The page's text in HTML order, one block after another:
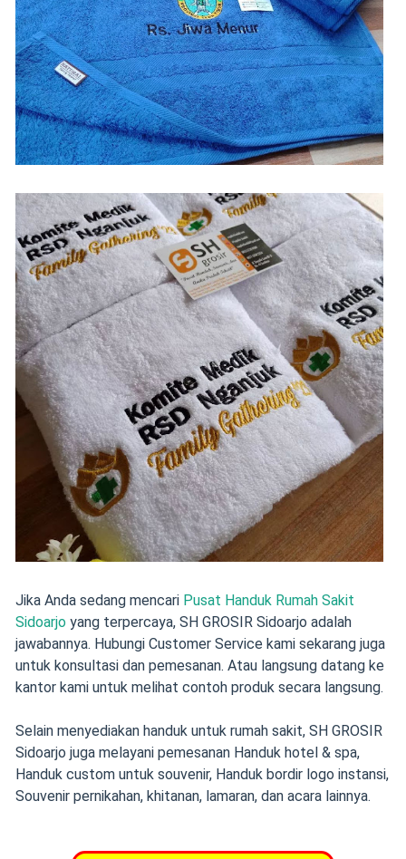
Jika Anda sedang mencari Pusat Handuk Rumah Sakit
Sidoarjoyang terpercaya, SH GROSIR Sidoarjo adalah
jawabannya. Hubungi Customer Service kami sekarang juga
untuk konsultasi dan pemesanan. Atau langsung datang ke
kantor kami untuk melihat contoh produk secara langsung.
Selain menyediakan handuk untuk rumah sakit, SH GROSIR
Sidoarjo juga melayani pemesanan Handuk hotel & spa,
Handuk custom untuk souvenir, Handuk bordir logo instansi,
Souvenir pernikahan, khitanan, lamaran, dan acara lainnya.